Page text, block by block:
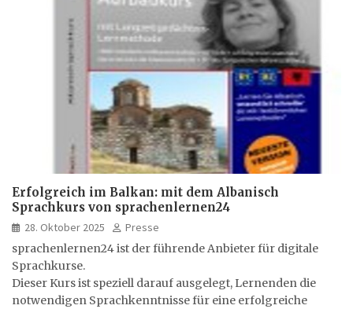
Erfolgreich im Balkan: mit dem Albanisch
Sprachkurs von sprachenlernen24
28. Oktober 2025
Presse
sprachenlernen24 ist der führende Anbieter für digitale
Sprachkurse.
Dieser Kurs ist speziell darauf ausgelegt, Lernenden die
notwendigen Sprachkenntnisse für eine erfolgreiche